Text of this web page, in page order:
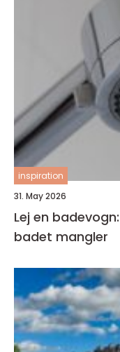
inspiration
31. May 2026
Lej en
badet mangler